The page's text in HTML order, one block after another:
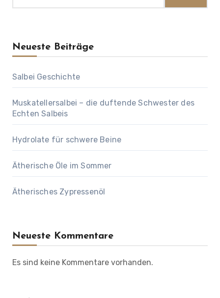
Neueste Beiträge
Salbei Geschichte
Muskatellersalbei – die duftende Schwester des
Echten Salbeis
Hydrolate für schwere Beine
Ätherische Öle im Sommer
Ätherisches Zypressenöl
Neueste Kommentare
Es sind keine Kommentare vorhanden.